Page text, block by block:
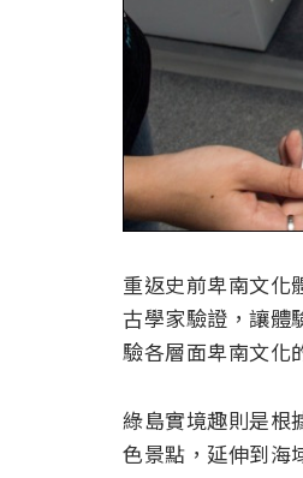
重返史前卑南文化
古學家驗證，讓體
驗各層面卑南文化
綠島實境趣則是根
色景點，延伸到海